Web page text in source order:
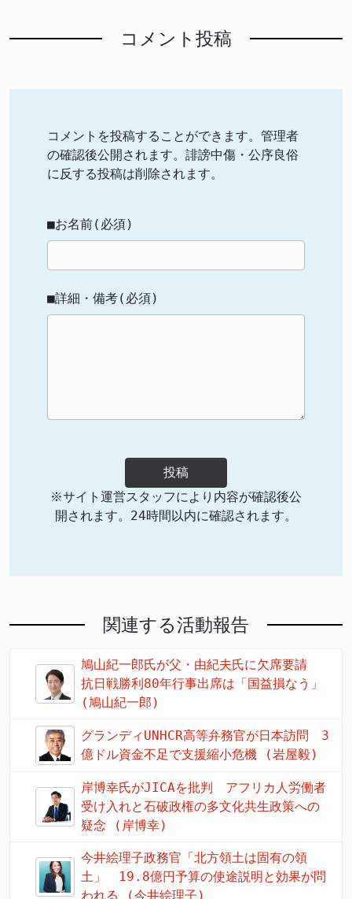
コメント投稿
コメントを投稿することができます。管理者
の確認後公開されます。誹謗中傷・公序良俗
に反する投稿は削除されます。
■お名前(必須)
■詳細・備考(必須)
投稿
※サイト運営スタッフにより内容が確認後公
開されます。24時間以内に確認されます。
関連する活動報告
鳩山紀一郎氏が父・由紀夫氏に欠席要請
抗日戦勝利80年行事出席は「国益損なう」
(鳩山紀一郎)
グランディUNHCR高等弁務官が日本訪問 3
億ドル資金不足で支援縮小危機 (岩屋毅)
岸博幸氏がJICAを批判 アフリカ人労働者
受け入れと石破政権の多文化共生政策への
疑念 (岸博幸)
今井絵理子政務官「北方領土は固有の領
土」 19.8億円予算の使途説明と効果が問
われる (今井絵理子)